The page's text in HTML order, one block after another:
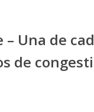
– Una de
de